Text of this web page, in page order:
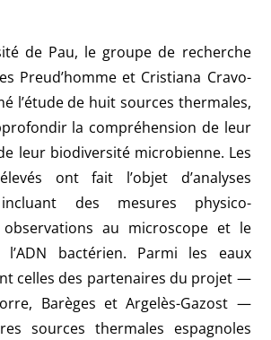
de Pau, le groupe de recherche
Preud’homme et Cristiana Cravo-
l’étude de huit sources thermales,
la compréhension de leur
leur biodiversité microbienne. Les
ont fait l’objet d’analyses
des mesures physico-
observations au microscope et le
l’ADN bactérien. Parmi les eaux
celles des partenaires du projet —
Barèges et Argelès-Gazost —
sources thermales espagnoles